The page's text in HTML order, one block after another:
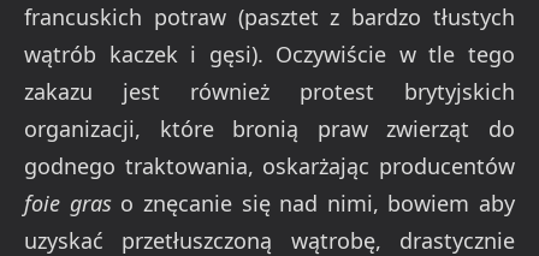
francuskich potraw (pasztet z bardzo tłustych
wątrób kaczek i gęsi). Oczywiście w tle tego
zakazu jest również protest brytyjskich
organizacji, które bronią praw zwierząt do
godnego traktowania, oskarżając producentów
foie gras o znęcanie się nad nimi, bowiem aby
uzyskać przetłuszczoną wątrobę, drastycznie